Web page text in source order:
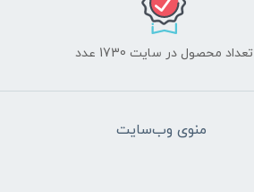
تعداد محصول در سایت 1730 عدد
منوی وب‌سایت